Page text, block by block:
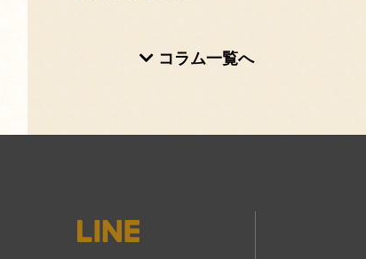
コラム一覧へ